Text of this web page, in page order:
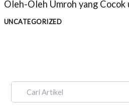
Oleh-Oleh Umroh yang
UNCATEGORIZED